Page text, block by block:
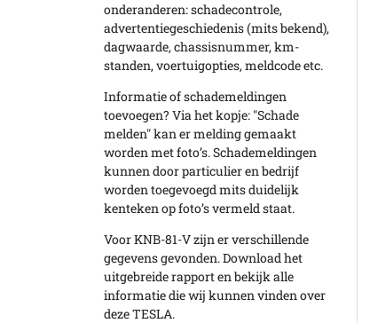
onderanderen: schadecontrole,
advertentiegeschiedenis (mits bekend),
dagwaarde, chassisnummer, km-
standen, voertuigopties, meldcode etc.
Informatie of schademeldingen
toevoegen? Via het kopje: "Schade
melden" kan er melding gemaakt
worden met foto’s. Schademeldingen
kunnen door particulier en bedrijf
worden toegevoegd mits duidelijk
kenteken op foto’s vermeld staat.
Voor KNB-81-V zijn er verschillende
gegevens gevonden. Download het
uitgebreide rapport en bekijk alle
informatie die wij kunnen vinden over
deze TESLA.